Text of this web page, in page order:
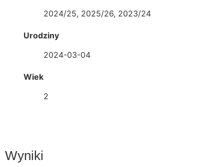
2024/25, 2025/26, 2023/24
Urodziny
2024-03-04
Wiek
2
Wyniki